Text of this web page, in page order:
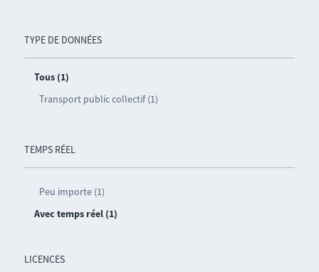
TYPE DE DONNÉES
Tous (1)
Transport public collectif (1)
TEMPS RÉEL
Peu importe (1)
Avec temps réel (1)
LICENCES